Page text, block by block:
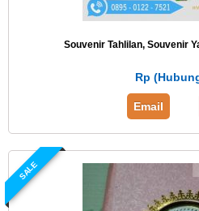
Souvenir Tahlilan, Souvenir
Rp
Email
SALE